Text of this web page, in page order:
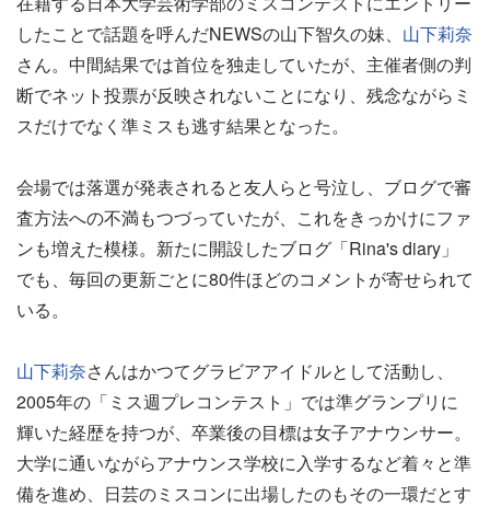
したことで話題を呼んだNEWSの山下智久の妹、 山下莉奈
さん。中間結果では首位を独走していたが、主催者側の判
断でネット投票が反映されないことになり、残念ながらミ
スだけでなく準ミスも逃す結果となった。
会場では落選が発表されると友人らと号泣し、ブログで審
査方法への不満もつづっていたが、これをきっかけにファ
ンも増えた模様。新たに開設したブログ「Rina's diary」
でも、毎回の更新ごとに80件ほどのコメントが寄せられて
いる。
山下莉奈さんはかつてグラビアアイドルとして活動し、
2005年の「ミス週プレコンテスト」では準グランプリに
輝いた経歴を持つが、卒業後の目標は女子アナウンサー。
大学に通いながらアナウンス学校に入学するなど着々と準
備を進め、日芸のミスコンに出場したのもその一環だとす